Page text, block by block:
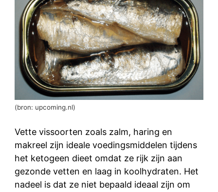
(bron: upcoming.nl)
Vette vissoorten zoals zalm, haring en
makreel zijn ideale voedingsmiddelen tijdens
het ketogeen dieet omdat ze rijk zijn aan
gezonde vetten en laag in koolhydraten. Het
nadeel is dat ze niet bepaald ideaal zijn om